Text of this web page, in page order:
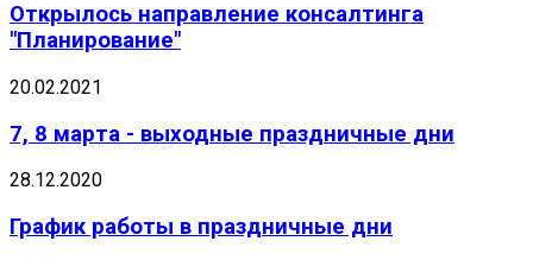
Открылось направление консалтинга
"Планирование"
20.02.2021
7, 8 марта - выходные праздничные дни
28.12.2020
График работы в праздничные дни